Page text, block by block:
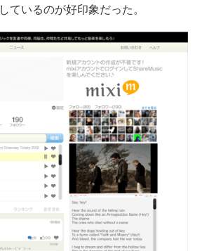
ているのが好印象だった。